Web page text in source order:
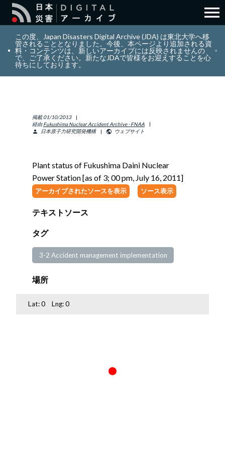
search 検索
layers コレクション
info_outline リソース
ENGLISH 日本語
menu
この度、Japan Disasters Digital Archive (JDA) は東北大学へ移
管されることとなりました。今後、本ページより追加される資
料・コンテンツは、新しいアーカイブには反映されませんの
で、ご了承ください。新たなJDAで皆様をお迎えすることを心
待ちにしております。
掲載 01/10/2013
経由 Fukushima Nuclear Accident Archive - FNAA
person
日本原子力研究開発機構 public ウェブサイト
Plant status of Fukushima Daini Nuclear
Power Station [as of 3; 00 pm, July 16, 2011]
アーカイブされたソースを表示 ソース表示
テキストソース
タグ
3-2 Accident management implementation
場所
Lat:0 Lng:0